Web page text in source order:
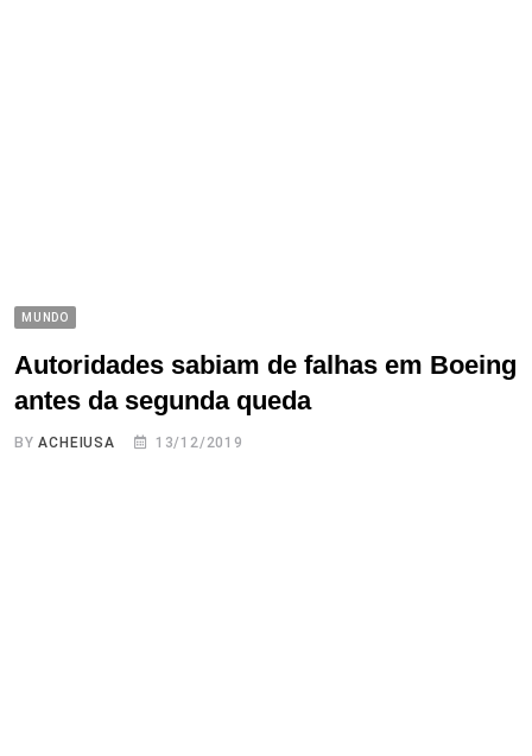
MUNDO
Autoridades sabiam de falhas em Boeing
antes da segunda queda
BYACHEIUSA 13/12/2019